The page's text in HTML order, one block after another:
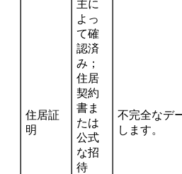
住居証
明
主に
よっ
て確
認済
み；
住居
契約
書ま
たは
公式
な招
待
不完全なデ
します。